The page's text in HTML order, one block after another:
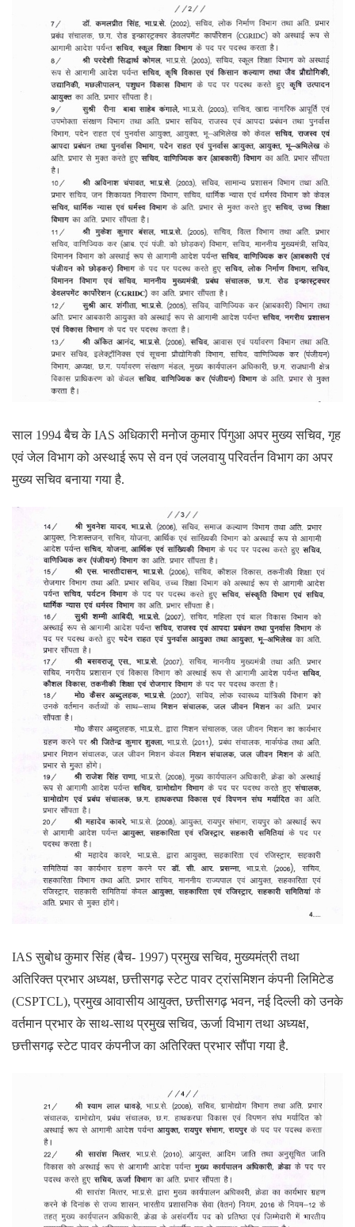
साल 1994 बैच के IAS अधिकारी मनोज कुमार पिंगुआ अपर मुख्य सचिव, गृह
एवं जेल विभाग को अस्थाई रूप से वन एवं जलवायु परिवर्तन विभाग का अपर
मुख्य सचिव बनाया गया है.
IAS सुबोध कुमार सिंह (बैच- 1997) प्रमुख सचिव, मुख्यमंत्री तथा
अतिरिक्त प्रभार अध्यक्ष, छत्तीसगढ़ स्टेट पावर ट्रांसमिशन कंपनी लिमिटेड
(CSPTCL), प्रमुख आवासीय आयुक्त, छत्तीसगढ़ भवन, नई दिल्ली को उनके
वर्तमान प्रभार के साथ-साथ प्रमुख सचिव, ऊर्जा विभाग तथा अध्यक्ष,
छत्तीसगढ़ स्टेट पावर कंपनीज का अतिरिक्त प्रभार सौंपा गया है.